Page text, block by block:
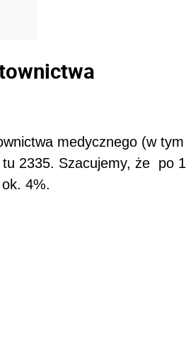
medycznego (w tym
tu 2335. Szacujemy, że po 1
4%.